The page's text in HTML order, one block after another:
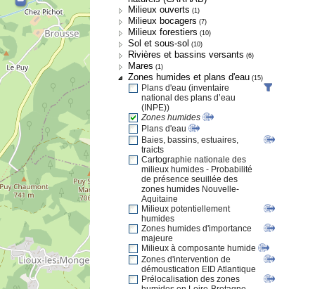
Milieux ouverts (1)
Milieux bocagers (7)
Milieux forestiers (10)
Sol et sous-sol (10)
Rivières et bassins versants (6)
Mares (1)
Zones humides et plans d'eau (15)
Plans d'eau (inventaire
national des plans d’eau
(INPE))
Zones humides
Plans d'eau
Baies, bassins, estuaires,
traicts
Cartographie nationale des
milieux humides - Probabilité
de présence seuillée des
zones humides Nouvelle-
Aquitaine
Milieux potentiellement
humides
Zones humides d'importance
majeure
Milieux à composante humide
Zones d'intervention de
démoustication EID Atlantique
Prélocalisation des zones